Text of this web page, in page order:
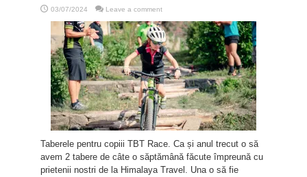
03/07/2024 Leave a comment
Taberele pentru copiii TBT Race. Ca și anul trecut o să
avem 2 tabere de câte o săptămână făcute împreună cu
prietenii nostri de la Himalaya Travel. Una o să fie